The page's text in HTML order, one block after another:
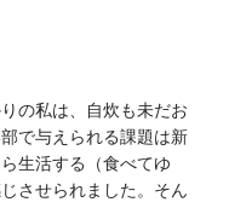
の私は、自炊も未だお
で与えられる課題は新
生活する（食べてゆ
させられました。そん